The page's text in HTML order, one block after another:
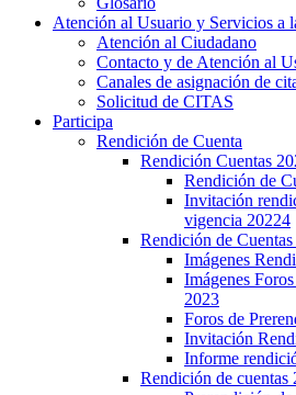
Atención al Usuario y Servicios a
Atención al Ciudadano
Contacto y de Atención al
Canales de asignación de
Solicitud de CITAS
Participa
Rendición de Cuenta
Rendición Cuentas
Rendición de
Invitación
vigencia 20224
Rendición de
Imágenes
Imágenes
2023
Foros de
Invitación
Informe
Rendición de cuentas